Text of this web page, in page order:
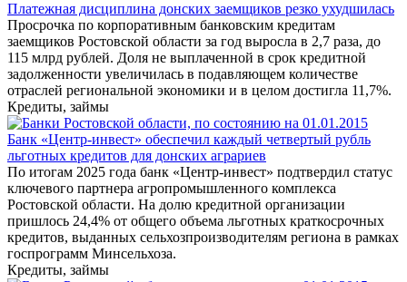
Платежная дисциплина донских заемщиков резко ухудшилась
Просрочка по корпоративным банковским кредитам
заемщиков Ростовской области за год выросла в 2,7 раза, до
115 млрд рублей. Доля не выплаченной в срок кредитной
задолженности увеличилась в подавляющем количестве
отраслей региональной экономики и в целом достигла 11,7%.
Кредиты, займы
Банк «Центр-инвест» обеспечил каждый четвертый рубль
льготных кредитов для донских аграриев
По итогам 2025 года банк «Центр-инвест» подтвердил статус
ключевого партнера агропромышленного комплекса
Ростовской области. На долю кредитной организации
пришлось 24,4% от общего объема льготных краткосрочных
кредитов, выданных сельхозпроизводителям региона в рамках
госпрограмм Минсельхоза.
Кредиты, займы